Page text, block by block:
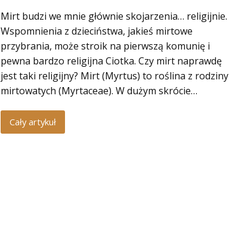
Mirt budzi we mnie głównie skojarzenia… religijnie.
Wspomnienia z dzieciństwa, jakieś mirtowe
przybrania, może stroik na pierwszą komunię i
pewna bardzo religijna Ciotka. Czy mirt naprawdę
jest taki religijny? Mirt (Myrtus) to roślina z rodziny
mirtowatych (Myrtaceae). W dużym skrócie…
Cały artykuł